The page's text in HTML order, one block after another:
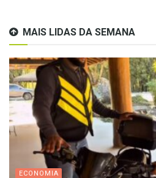
MAIS LIDAS DA SEMANA
ECONOMIA